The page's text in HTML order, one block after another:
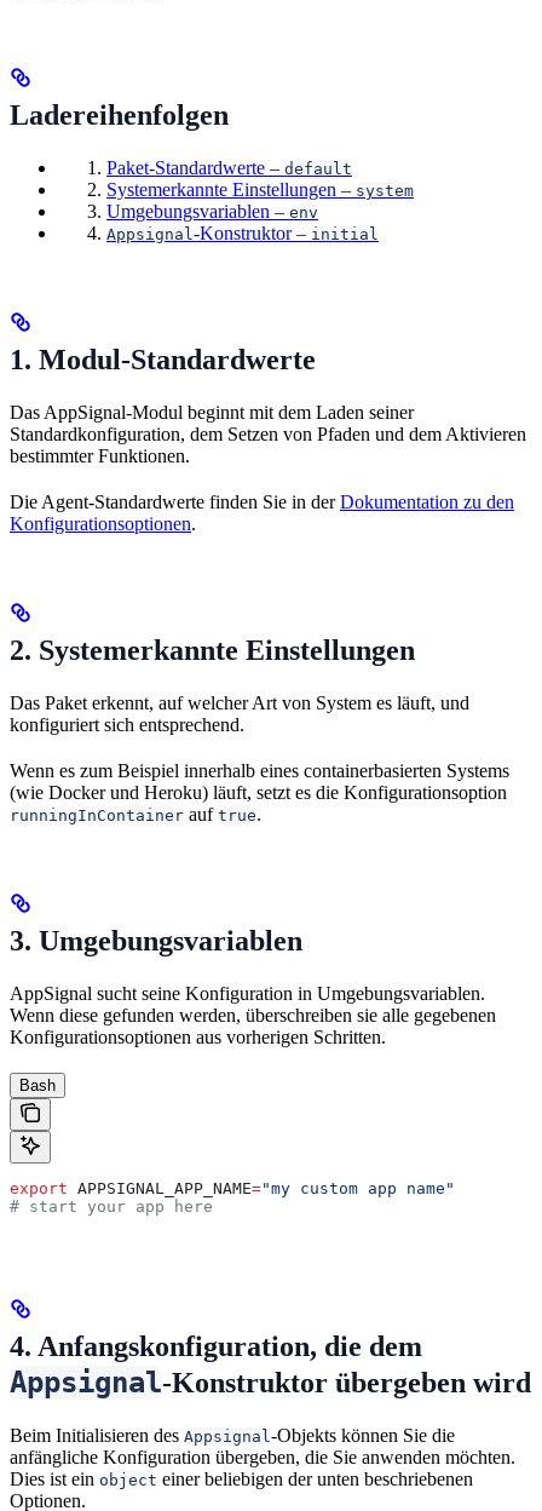
Ladereihenfolgen
Paket-Standardwerte – default
Systemerkannte Einstellungen – system
Umgebungsvariablen – env
Appsignal -Konstruktor – initial
1. Modul-Standardwerte
Das AppSignal-Modul beginnt mit dem Laden seiner
Standardkonfiguration, dem Setzen von Pfaden und dem Aktivieren
bestimmter Funktionen.
Die Agent-Standardwerte finden Sie in derDokumentation zu den
Konfigurationsoptionen.
2. Systemerkannte Einstellungen
Das Paket erkennt, auf welcher Art von System es läuft, und
konfiguriert sich entsprechend.
Wenn es zum Beispiel innerhalb eines containerbasierten Systems
(wie Docker und Heroku) läuft, setzt es die Konfigurationsoption
runningInContainer auf true.
3. Umgebungsvariablen
AppSignal sucht seine Konfiguration in Umgebungsvariablen.
Wenn diese gefunden werden, überschreiben sie alle gegebenen
Konfigurationsoptionen aus vorherigen Schritten.
Bash
export APPSIGNAL_APP_NAME="my custom app name"
# start your app here
4. Anfangskonfiguration, die dem
Appsignal-Konstruktor übergeben wird
Beim Initialisieren des Appsignal -Objekts können Sie die
anfängliche Konfiguration übergeben, die Sie anwenden möchten.
Dies ist ein object einer beliebigen der unten beschriebenen
Optionen.